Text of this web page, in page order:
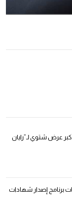
عرض شتوي لـ”رايان
برنامج إصدار شهادات